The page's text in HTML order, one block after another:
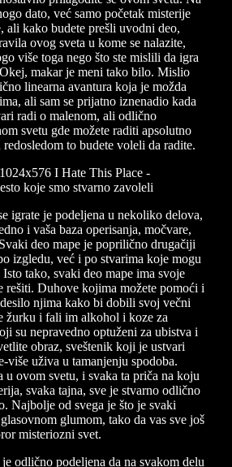
dato, već samo početak misterije
ali kako budete prešli uvodni deo,
ovog sveta u kome se nalazite,
više toga nego što ste mislili da igra
makar je meni tako bilo. Mislio
linearna avantura koja je možda
ali sam se prijatno iznenadio kada
radi o malenom, ali odlično
svetu gde možete raditi apsolutno
to budete voleli da radite.
igrate je podeljena u nekoliko delova,
i vaša baza operisanja, močvare,
deo mape je poprilično drugačiji
izgledu, već i po stvarima koje mogu
tako, svaki deo mape ima svoje
rešiti. Duhove kojima možete pomoći i
njima kako bi dobili svoj večni
žurku i fali im alkohol i koze za
su nepravedno optuženi za ubistva i
obraz, sveštenik koji je ustvari
više uživa u tamanjenju spodoba.
u ovom svetu, i svaka ta priča na koju
svaka tajna, sve je stvarno odlično
Najbolje od svega je što je svaki
glumom, tako da vas sve još
misteriozni svet.
odlično podeljena da na svakom delu